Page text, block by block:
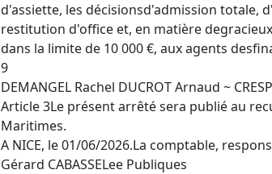
d'assiette, les décisionsd'admission totale,
restitution d'office et, en matière
dans la limite de 10 000 €, aux agents
9
DEMANGEL Rachel DUCROT Arnaud ~
Article 3Le présent arrêté sera publié au
Maritimes.
A NICE, le 01/06/2026.La comptable,
Gérard CABASSELee Publiques